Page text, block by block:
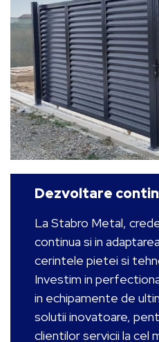
Dezvoltare
La Stabro Metal,
continua si in
cerintele pietei si
Investim in
in echipamente de
solutii inovatoare,
clientilor servicii la cel